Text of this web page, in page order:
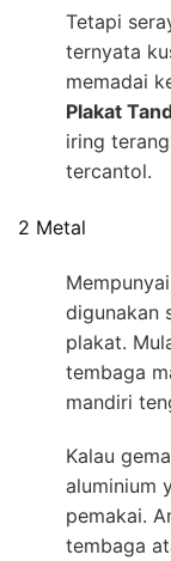
Tetapi
ternyata
memadai
Plakat
iring
tercantol.
2 Metal
digunakan
plakat.
tembaga
mandiri
Kalau
aluminium
pemakai.
tembaga